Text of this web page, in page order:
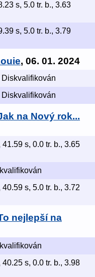
s, 5.0 tr. b., 3.63
s, 5.0 tr. b., 3.79
, 06. 01. 2024
Diskvalifikován
Diskvalifikován
na Nový rok...
41.59 s, 0.0 tr. b., 3.65
40.59 s, 5.0 tr. b., 3.72
nejlepší na
40.25 s, 0.0 tr. b., 3.98